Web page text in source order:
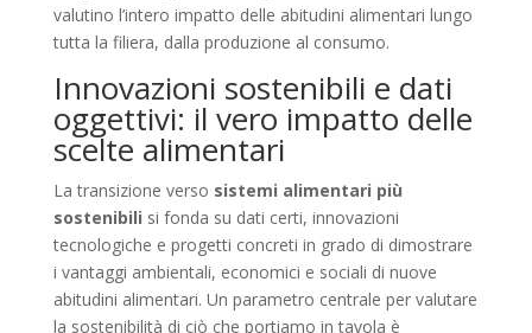
valutino l’intero impatto delle abitudini alimentari lungo
tutta la filiera, dalla produzione al consumo.
Innovazioni sostenibili e dati
oggettivi: il vero impatto delle
scelte alimentari
La transizione verso sistemi alimentari più
sostenibili si fonda su dati certi, innovazioni
tecnologiche e progetti concreti in grado di dimostrare
i vantaggi ambientali, economici e sociali di nuove
abitudini alimentari. Un parametro centrale per valutare
la sostenibilità di ciò che portiamo in tavola è